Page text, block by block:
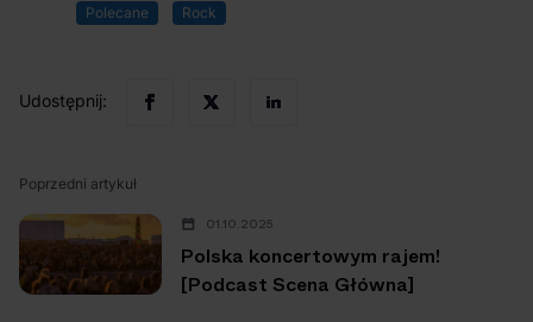
Polecane
Rock
Udostępnij:
Poprzedni artykuł
01.10.2025
Polska koncertowym rajem!
[Podcast Scena Główna]